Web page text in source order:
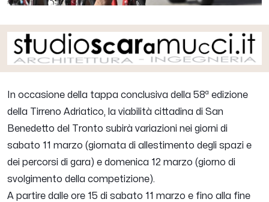
In occasione della tappa conclusiva della 58ª edizione
della Tirreno Adriatico, la viabilità cittadina di San
Benedetto del Tronto subirà variazioni nei giorni di
sabato 11 marzo (giornata di allestimento degli spazi e
dei percorsi di gara) e domenica 12 marzo (giorno di
svolgimento della competizione).
A partire dalle ore 15 di sabato 11 marzo e fino alla fine